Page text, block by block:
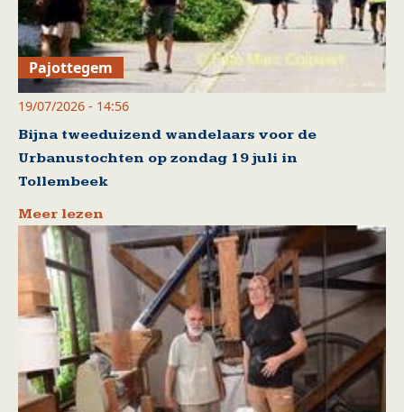
Pajottegem
19/07/2026 - 14:56
Bijna tweeduizend wandelaars voor de
Urbanustochten op zondag 19 juli in
Tollembeek
Meer lezen